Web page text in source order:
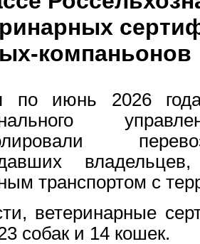
компаньонов
по июнь 2026 года
транспортом с
ветеринарные
собак и 14 кошек.